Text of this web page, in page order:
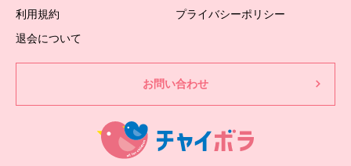
利用規約
プライバシーポリシー
退会について
お問い合わせ